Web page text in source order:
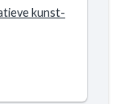
kunst-